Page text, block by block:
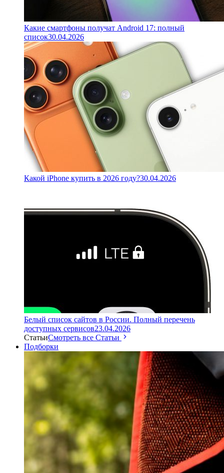
Какие смартфоны получат Android 17: полный
список30.04.2026
Какой iPhone купить в 2026 году?30.04.2026
Белый список сайтов в России. Полный перечень
доступных сервисов23.04.2026
СтатьиСмотреть все Статьи
Подборки